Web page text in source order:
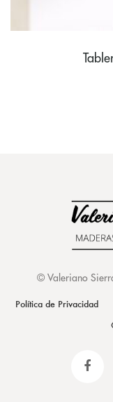
© Valeriano
Política de Privacidad